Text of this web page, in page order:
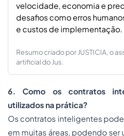
velocidade, economia e
desafios como erros
e custos de implementação.
Resumo criado por JUSTICIA, o
artificial do Jus.
6. Como os contratos
utilizados na prática?
Os contratos inteligentes
em muitas áreas, podendo